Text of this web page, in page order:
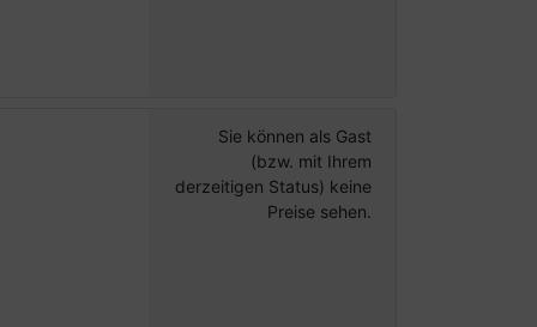
Sie können als Gast
(bzw. mit Ihrem
derzeitigen Status) keine
Preise sehen.